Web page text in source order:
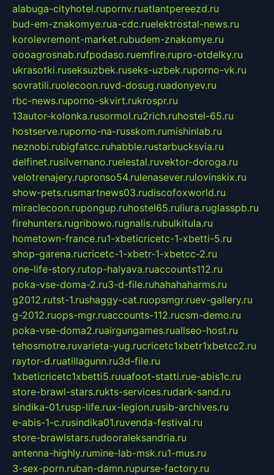
alabuga-cityhotel.rupornv.ruatlantpereezd.ru
bud-em-znakomye.rua-cdc.ruelektrostal-news.ru
korolevremont-market.rubudem-znakomye.ru
oooagrosnab.rufpodaso.ruemfire.rupro-otdelky.ru
ukrasotki.ruseksuzbek.ruseks-uzbek.ruporno-vk.ru
sovratili.ruolecoon.ruvd-dosug.ruadonyev.ru
rbc-news.ruporno-skvirt.rukrospr.ru
13autor-kolonka.rusormol.ru2rich.ruhostel-65.ru
hostserve.ruporno-na-russkom.rumishinlab.ru
neznobi.rubigfatcc.ruhabble.rustarbucksvia.ru
delfinet.rusilvernano.ruelestal.ruvektor-doroga.ru
velotrenajery.rupronso54.rulenasever.rulovinskix.ru
show-pets.rusmartnews03.rudiscofoxworld.ru
miraclecoon.rupongup.ruhostel65.ruliura.ruglasspb.ru
firehunters.rugribowo.rugnalis.rubulkitula.ru
hometown-france.ru1-xbeticricetc-1-xbetti-5.ru
shop-garena.rucricetc-1-xbetr-1-xbetcc-2.ru
one-life-story.rutop-halyava.ruaccounts112.ru
poka-vse-doma-2.ru3-d-file.ruhahahaharms.ru
g2012.rutst-1.rushaggy-cat.ruopsmgr.ruev-gallery.ru
g-2012.ruops-mgr.ruaccounts-112.rucsm-demo.ru
poka-vse-doma2.ruairgungames.ruallseo-host.ru
tehosmotre.ruvarieta-yug.rucricetc1xbetr1xbetcc2.ru
raytor-d.ruatillagunn.ru3d-file.ru
1xbeticricetc1xbetti5.ruuafoot-statti.rue-abis1c.ru
store-brawl-stars.rukts-services.rudark-sand.ru
sindika-01.rusp-life.rux-legion.rusib-archives.ru
e-abis-1-c.rusindika01.ruvenda-festival.ru
store-brawlstars.rudooraleksandria.ru
antenna-highly.rumine-lab-msk.ru1-mus.ru
3-sex-porn.ruban-damn.rupurse-factory.ru